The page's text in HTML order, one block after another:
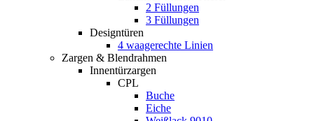
2 Füllungen
3 Füllungen
Designtüren
4 waagerechte Linien
Zargen & Blendrahmen
Innentürzargen
CPL
Buche
Eiche